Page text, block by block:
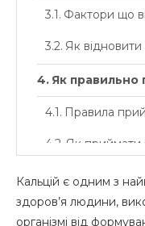
Фактори що
Як відновити
Як правильно
Правила
Як приймати
Кальцій
Кальцій
Кальцій є одним з
здоров’я людини,
організмі від